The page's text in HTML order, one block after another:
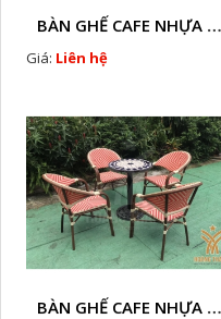
BÀN GHẾ CAFE NHỰA GIÃ MÂY HTT - L32
Giá: Liên hệ
BÀN GHẾ CAFE NHỰA GIẢ MÂY HTT - L112